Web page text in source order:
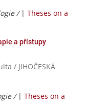
/ | Theses on a
a přístupy
/ JIHOČESKÁ
/ | Theses on a